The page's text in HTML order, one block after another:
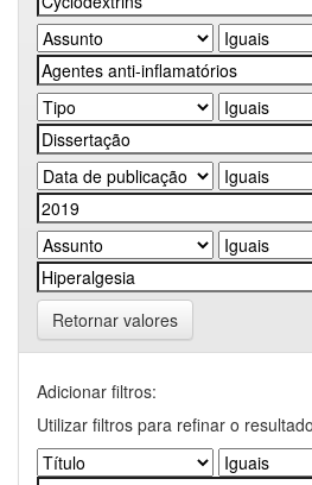
Retornar valores
Adicionar filtros:
Utilizar filtros para refinar o